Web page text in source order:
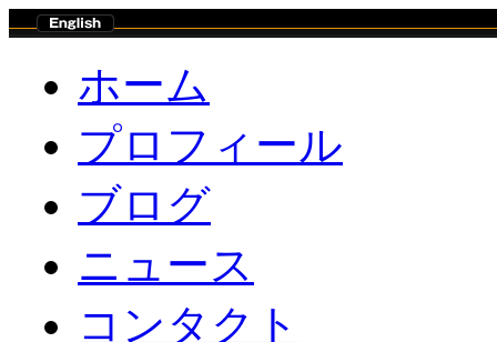
ホーム
プロフィール
ブログ
ニュース
コンタクト